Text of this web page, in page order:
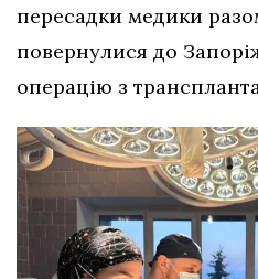
пересадки медики
повернулися до
операцію з